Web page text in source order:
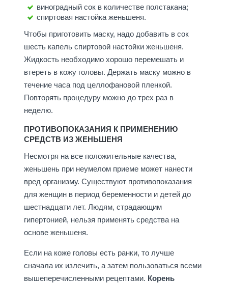
виноградный сок в количестве полстакана;
спиртовая настойка женьшеня.
Чтобы приготовить маску, надо добавить в сок
шесть капель спиртовой настойки женьшеня.
Жидкость необходимо хорошо перемешать и
втереть в кожу головы. Держать маску можно в
течение часа под целлофановой пленкой.
Повторять процедуру можно до трех раз в
неделю.
ПРОТИВОПОКАЗАНИЯ К ПРИМЕНЕНИЮ
СРЕДСТВ ИЗ ЖЕНЬШЕНЯ
Несмотря на все положительные качества,
женьшень при неумелом приеме может нанести
вред организму. Существуют противопоказания
для женщин в период беременности и детей до
шестнадцати лет. Людям, страдающим
гипертонией, нельзя применять средства на
основе женьшеня.
Если на коже головы есть ранки, то лучше
сначала их излечить, а затем пользоваться всеми
вышеперечисленными рецептами. Корень